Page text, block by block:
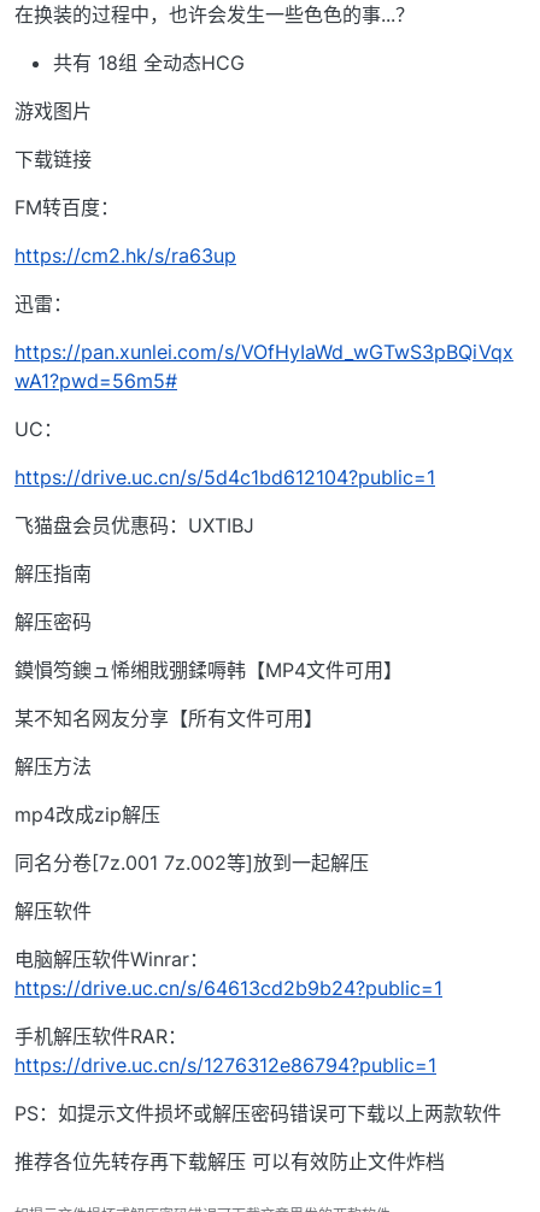
在换装的过程中，也许会发生一些色色的事...？
共有 18组 全动态HCG
游戏图片
下载链接
FM转百度：
https://cm2.hk/s/ra63up
迅雷：
https://pan.xunlei.com/s/VOfHyIaWd_wGTwS3pBQiVqx
wA1?pwd=56m5#
UC：
https://drive.uc.cn/s/5d4c1bd612104?public=1
飞猫盘会员优惠码：UXTIBJ
解压指南
解压密码
鏌愪笉鐭ュ悕缃戝弸鍒嗕韩【MP4文件可用】
某不知名网友分享【所有文件可用】
解压方法
mp4改成zip解压
同名分卷[7z.001 7z.002等]放到一起解压
解压软件
电脑解压软件Winrar：
https://drive.uc.cn/s/64613cd2b9b24?public=1
手机解压软件RAR：
https://drive.uc.cn/s/1276312e86794?public=1
PS：如提示文件损坏或解压密码错误可下载以上两款软件
推荐各位先转存再下载解压 可以有效防止文件炸档